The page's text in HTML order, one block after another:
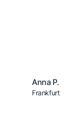
Anna P.
Frankfurt